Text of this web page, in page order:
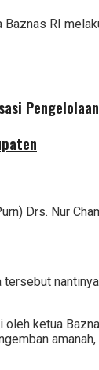
RI
Drs. Nur
ketua